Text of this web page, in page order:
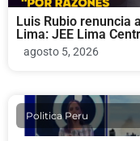
Luis Rubio renuncia
Lima: JEE Lima
agosto 5, 2026
Politica Peru